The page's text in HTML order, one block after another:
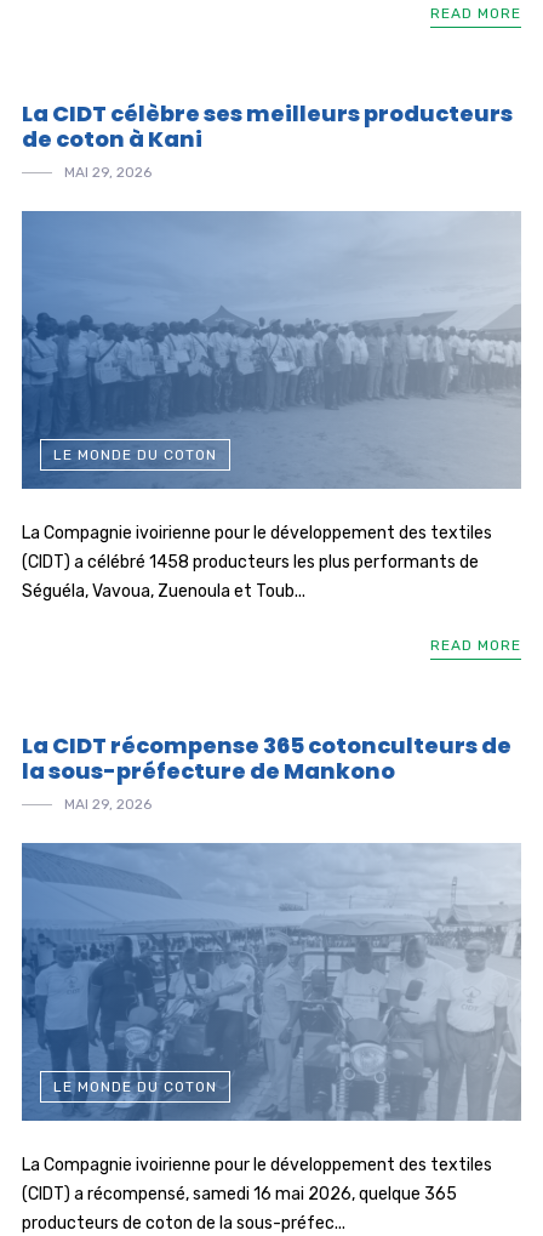
READ MORE
La CIDT célèbre ses meilleurs producteurs
de coton à Kani
MAI 29, 2026
LE MONDE DU COTON
La Compagnie ivoirienne pour le développement des textiles
(CIDT) a célébré 1458 producteurs les plus performants de
Séguéla, Vavoua, Zuenoula et Toub...
READ MORE
La CIDT récompense 365 cotonculteurs de
la sous-préfecture de Mankono
MAI 29, 2026
LE MONDE DU COTON
La Compagnie ivoirienne pour le développement des textiles
(CIDT) a récompensé, samedi 16 mai 2026, quelque 365
producteurs de coton de la sous-préfec...